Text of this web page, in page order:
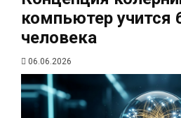
компьютер учится
человека
06.06.2026